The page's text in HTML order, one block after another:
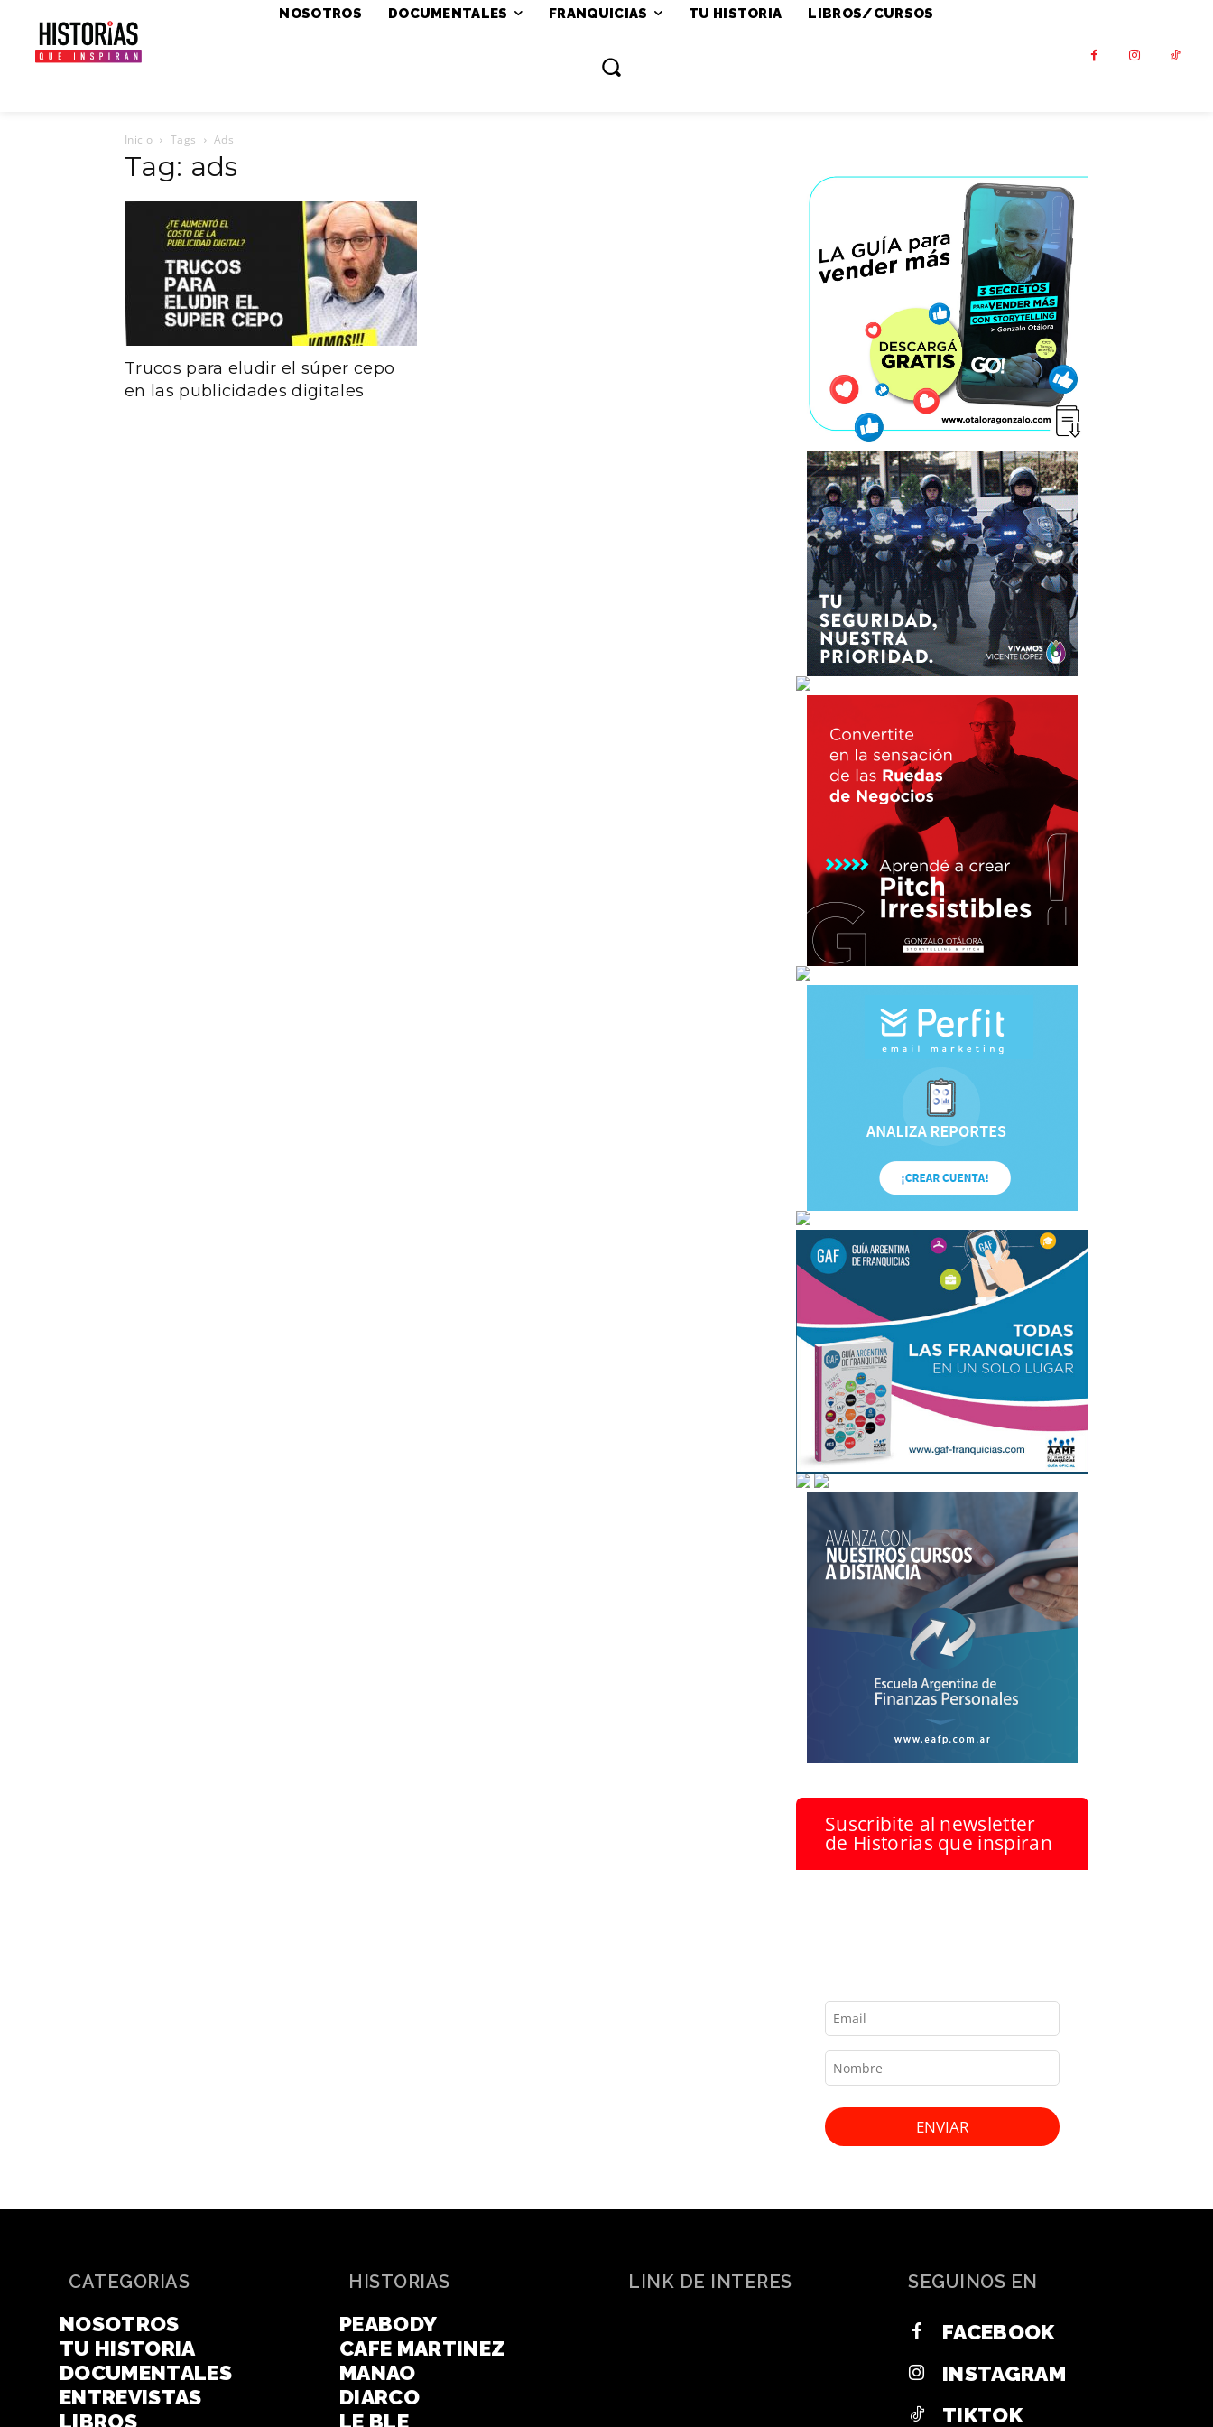
NOSOTROS DOCUMENTALES FRANQUICIAS TU HISTORIA LIBROS/CURSOS
Inicio Tags Ads
Tag: ads
Trucos para eludir el súper cepo
en las publicidades digitales
Suscribite al newsletter
de Historias que inspiran
ENVIAR
CATEGORIAS
NOSOTROS
TU HISTORIA
DOCUMENTALES
ENTREVISTAS
LIBROS
HISTORIAS
PEABODY
CAFE MARTINEZ
MANAO
DIARCO
LE BLE
LINK DE INTERES SEGUINOS EN
FACEBOOK
INSTAGRAM
TIKTOK